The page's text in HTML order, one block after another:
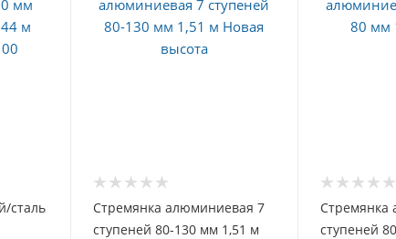
сталь
Стремянка алюминиевая 7
ступеней 80-130 мм 1,51 м
Стремянка
ступеней